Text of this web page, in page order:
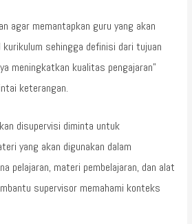
agar memantapkan guru yang akan
sehingga definisi dari tujuan
meningkatkan kualitas pengajaran”
keterangan.
disupervisi diminta untuk
yang akan digunakan dalam
pelajaran, materi pembelajaran, dan alat
supervisor memahami konteks